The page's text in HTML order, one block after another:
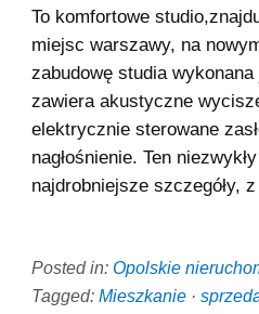
To komfortowe
miejsc warszawy, na
zabudowę studia
zawiera akustyczne
elektrycznie sterowane
nagłośnienie. Ten
najdrobniejsze szczegóły,
Posted in: Opolskie
Tagged: Mieszkanie ·